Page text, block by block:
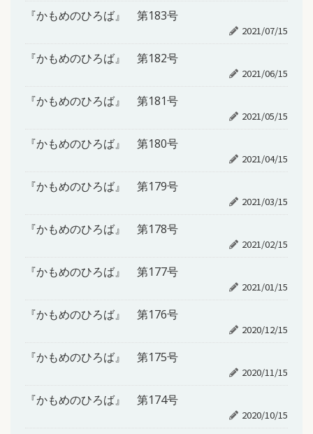
『かもめのひろば』 第183号
2021/07/15
『かもめのひろば』 第182号
2021/06/15
『かもめのひろば』 第181号
2021/05/15
『かもめのひろば』 第180号
2021/04/15
『かもめのひろば』 第179号
2021/03/15
『かもめのひろば』 第178号
2021/02/15
『かもめのひろば』 第177号
2021/01/15
『かもめのひろば』 第176号
2020/12/15
『かもめのひろば』 第175号
2020/11/15
『かもめのひろば』 第174号
2020/10/15